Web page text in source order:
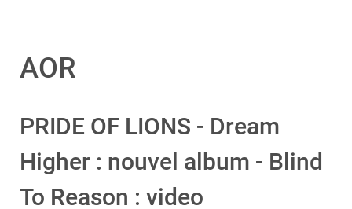
AOR
PRIDE OF LIONS - Dream
Higher : nouvel album - Blind
To Reason : video